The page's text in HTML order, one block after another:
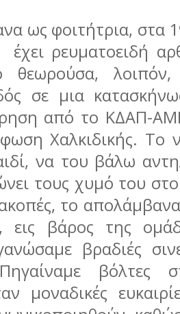
ως φοιτήτρια, στα
ρευματοειδή
θεωρούσα, λοιπόν,
σε μια
από το ΚΔΑΠ-
Χαλκιδικής. Το
να του βάλω
τους χυμό του
το
εις βάρος της
βραδιές
Πηγαίναμε
μοναδικές